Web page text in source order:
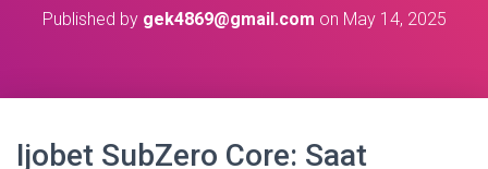
Published by gek4869@gmail.com on May 14, 2025
Ijobet SubZero Core: Saat